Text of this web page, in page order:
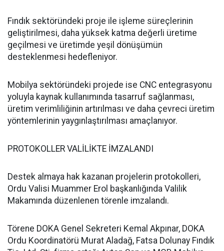
Fındık sektöründeki proje ile işleme süreçlerinin
geliştirilmesi, daha yüksek katma değerli üretime
geçilmesi ve üretimde yeşil dönüşümün
desteklenmesi hedefleniyor.
Mobilya sektöründeki projede ise CNC entegrasyonu
yoluyla kaynak kullanımında tasarruf sağlanması,
üretim verimliliğinin artırılması ve daha çevreci üretim
yöntemlerinin yaygınlaştırılması amaçlanıyor.
PROTOKOLLER VALİLİKTE İMZALANDI
Destek almaya hak kazanan projelerin protokolleri,
Ordu Valisi Muammer Erol başkanlığında Valilik
Makamında düzenlenen törenle imzalandı.
Törene DOKA Genel Sekreteri Kemal Akpınar, DOKA
Ordu Koordinatörü Murat Aladağ, Fatsa Dolunay Fındık